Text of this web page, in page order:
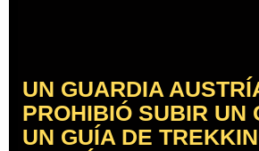
UN GUARDIA
PROHIBIÓ SUBIR UN
UN GUÍA DE